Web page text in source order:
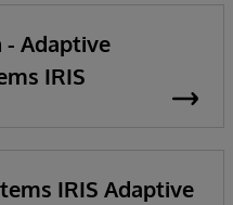
Adaptive
IRIS
IRIS Adaptive